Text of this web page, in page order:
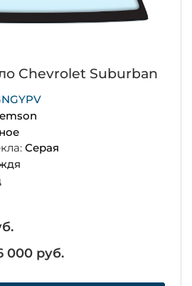
Chevrolet Suburban
Серая
000 руб.